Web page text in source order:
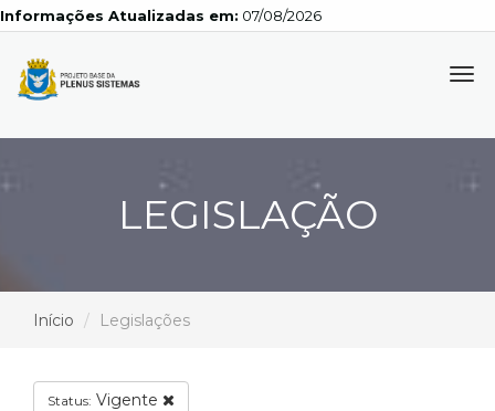
Atualizadas em: 07/08/2026
LEGISLAÇÃO
Início Legislações
Status: Vigente